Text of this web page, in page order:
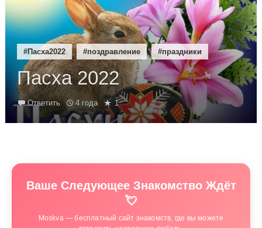
#Пасха2022 #поздравление #праздники
Пасха 2022
Ответить 4 года 1
Ваше Следующее Знакомство Ждёт
💘
Moskva — бесплатный сайт знакомств, где вы можете